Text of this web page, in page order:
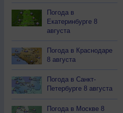
Погода в
Екатеринбурге 8
августа
Погода в Краснодаре
8 августа
Погода в Санкт-
Петербурге 8 августа
Погода в Москве 8